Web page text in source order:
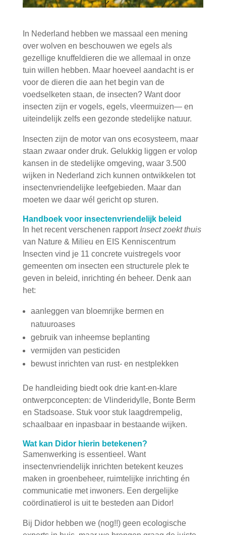
In Nederland hebben we massaal een mening
over wolven en beschouwen we egels als
gezellige knuffeldieren die we allemaal in onze
tuin willen hebben. Maar hoeveel aandacht is er
voor de dieren die aan het begin van de
voedselketen staan, de insecten? Want door
insecten zijn er vogels, egels, vleermuizen— en
uiteindelijk zelfs een gezonde stedelijke natuur.
Insecten zijn de motor van ons ecosysteem, maar
staan zwaar onder druk. Gelukkig liggen er volop
kansen in de stedelijke omgeving, waar 3.500
wijken in Nederland zich kunnen ontwikkelen tot
insectenvriendelijke leefgebieden. Maar dan
moeten we daar wél gericht op sturen.
Handboek voor insectenvriendelijk beleid
In het recent verschenen rapport Insect zoekt thuis
van Nature & Milieu en EIS Kenniscentrum
Insecten vind je 11 concrete vuistregels voor
gemeenten om insecten een structurele plek te
geven in beleid, inrichting én beheer. Denk aan
het:
aanleggen van bloemrijke bermen en
natuuroases
gebruik van inheemse beplanting
vermijden van pesticiden
bewust inrichten van rust- en nestplekken
De handleiding biedt ook drie kant-en-klare
ontwerpconcepten: de Vlinderidylle, Bonte Berm
en Stadsoase. Stuk voor stuk laagdrempelig,
schaalbaar en inpasbaar in bestaande wijken.
Wat kan Didor hierin betekenen?
Samenwerking is essentieel. Want
insectenvriendelijk inrichten betekent keuzes
maken in groenbeheer, ruimtelijke inrichting én
communicatie met inwoners. Een dergelijke
coördinatierol is uit te besteden aan Didor!
Bij Didor hebben we (nog!!) geen ecologische